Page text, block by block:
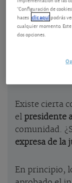
fuera de
Propiedad
la
justificar su
Existe cierta
el presidente
comunidad.
expresa de la
En principio,
"Configuración de
haces clic aquípodrás
cualquier momento.
dos opciones.